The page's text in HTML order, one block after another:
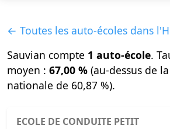
← Toutes les auto-écoles dans
Sauvian compte 1 auto-école.
moyen : 67,00 % (au-dessus de
nationale de 60,87 %).
ECOLE DE CONDUITE PETIT